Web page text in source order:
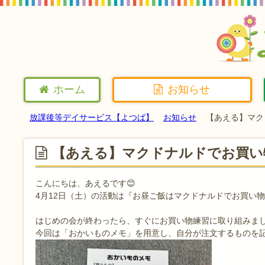
ホーム お知らせ
放課後等デイサービス【よつば】 お知らせ 【あえる】マ
【あえる】マクドナルドでお買
こんにちは、あえるです😊
4月12日（土）の活動は『お昼ご飯はマクドナルドでお買い
はじめの会が終わったら、すぐにお買い物練習に取り組みま
今回は「おかいものメモ」を用意し、自分が注文するものを